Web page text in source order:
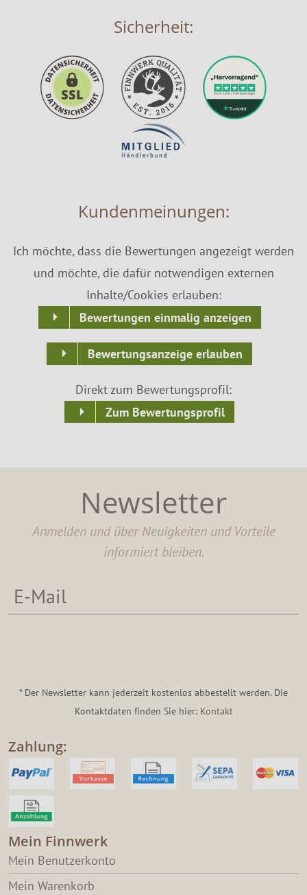
Sicherheit:
Kundenmeinungen:
Ich möchte, dass die Bewertungen angezeigt werden
und möchte, die dafür notwendigen externen
Inhalte/Cookies erlauben:
Bewertungen einmalig anzeigen
Bewertungsanzeige erlauben
Direkt zum Bewertungsprofil:
Zum Bewertungsprofil
Newsletter
Anmelden und über Neuigkeiten und Vorteile
informiert bleiben.
* Der Newsletter kann jederzeit kostenlos abbestellt werden. Die
Kontaktdaten finden Sie hier: Kontakt
Zahlung:
Mein Finnwerk
Mein Benutzerkonto
Mein Warenkorb